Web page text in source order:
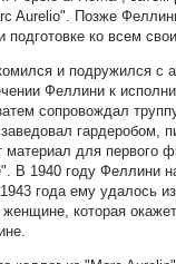
Aurelio". Позже
подготовке ко всем
и подружился с
Феллини к
сопровождал
гардеробом,
материал для первого
В 1940 году Феллини
года ему удалось
которая